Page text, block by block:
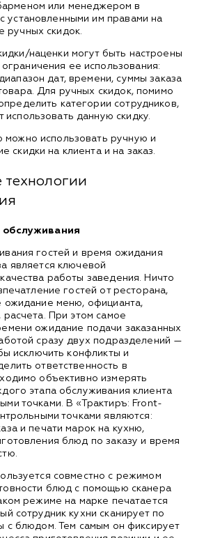
или менеджером в
установленными им правами на
ручных скидок.
наценки могут быть настроены
ее использования:
дат, времени, суммы заказа
Для ручных скидок, помимо
категории сотрудников,
использовать данную скидку.
можно использовать ручную и
скидки на клиента и на заказ.
гостей и время ожидания
является ключевой
работы заведения. Ничто
гостей от ресторана,
ожидание меню, официанта,
При этом самое
ожидание подачи заказанных
сразу двух подразделений —
исключить конфликты и
ответственность в
объективно измерять
этапа обслуживания клиента
точками. В «Трактиръ: Front-
точками являются:
и печати марок на кухню,
блюд по заказу и время
совместно с режимом
блюд с помощью сканера
режиме на марке печатается
сотрудник кухни сканирует по
с блюдом. Тем самым он фиксирует